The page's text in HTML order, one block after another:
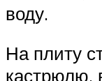
воду.
На плиту
кастрюлю,